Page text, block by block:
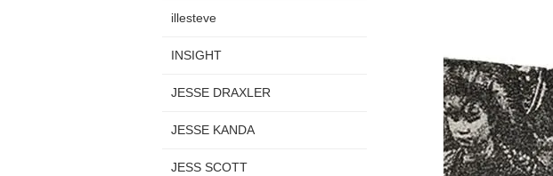
illesteve
INSIGHT
JESSE DRAXLER
JESSE KANDA
JESS SCOTT